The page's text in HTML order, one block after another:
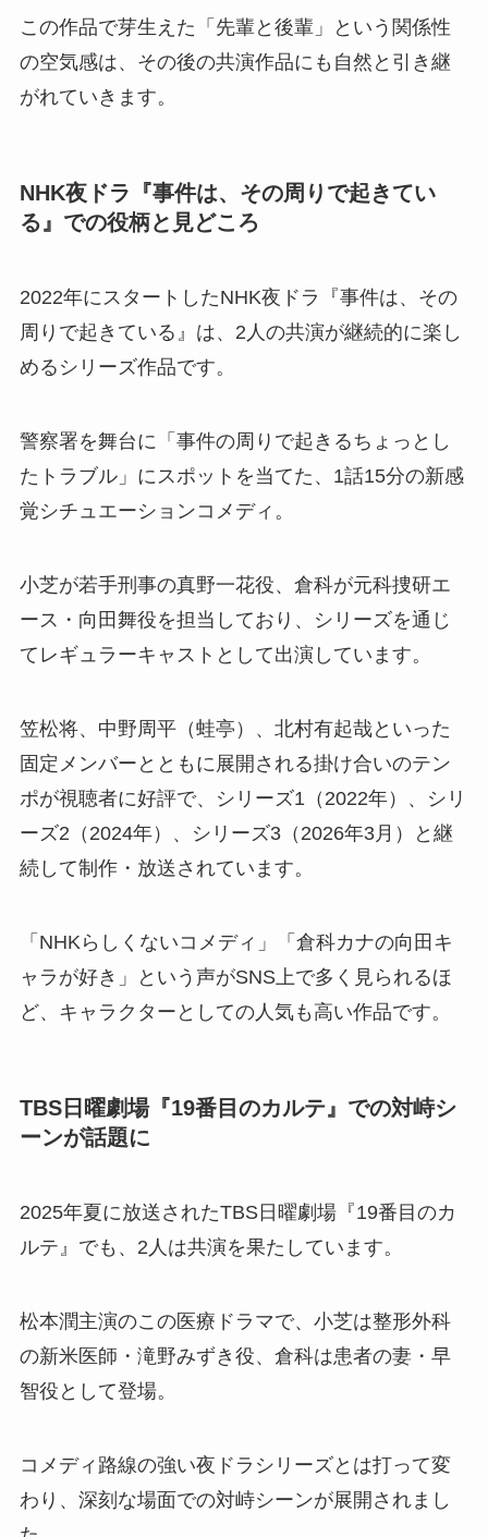
この作品で芽生えた「先輩と後輩」という関係性
の空気感は、その後の共演作品にも自然と引き継
がれていきます。
NHK夜ドラ『事件は、その周りで起きてい
る』での役柄と見どころ
2022年にスタートしたNHK夜ドラ『事件は、その
周りで起きている』は、2人の共演が継続的に楽し
めるシリーズ作品です。
警察署を舞台に「事件の周りで起きるちょっとし
たトラブル」にスポットを当てた、1話15分の新感
覚シチュエーションコメディ。
小芝が若手刑事の真野一花役、倉科が元科捜研エ
ース・向田舞役を担当しており、シリーズを通じ
てレギュラーキャストとして出演しています。
笠松将、中野周平（蛙亭）、北村有起哉といった
固定メンバーとともに展開される掛け合いのテン
ポが視聴者に好評で、シリーズ1（2022年）、シリ
ーズ2（2024年）、シリーズ3（2026年3月）と継
続して制作・放送されています。
「NHKらしくないコメディ」「倉科カナの向田キ
ャラが好き」という声がSNS上で多く見られるほ
ど、キャラクターとしての人気も高い作品です。
TBS日曜劇場『19番目のカルテ』での対峙シ
ーンが話題に
2025年夏に放送されたTBS日曜劇場『19番目のカ
ルテ』でも、2人は共演を果たしています。
松本潤主演のこの医療ドラマで、小芝は整形外科
の新米医師・滝野みずき役、倉科は患者の妻・早
智役として登場。
コメディ路線の強い夜ドラシリーズとは打って変
わり、深刻な場面での対峙シーンが展開されまし